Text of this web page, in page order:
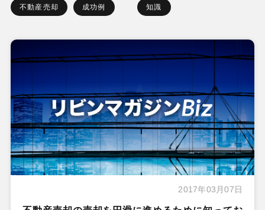
不動産売却 成功例 知識
2017年03月07日